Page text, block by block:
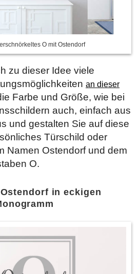
O mit Ostendorf
zu dieser Idee viele
an dieser
Farbe und Größe, wie bei
auch, einfach aus
und gestalten Sie auf diese
Türschild oder
Namen Ostendorf und dem
O.
in eckigen